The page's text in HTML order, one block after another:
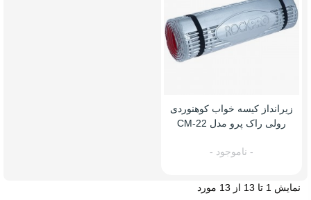
زیرانداز کیسه خواب کوهنوردی
رولی راک پرو مدل CM-22
- ناموجود -
نمایش 1 تا 13 از 13 مورد